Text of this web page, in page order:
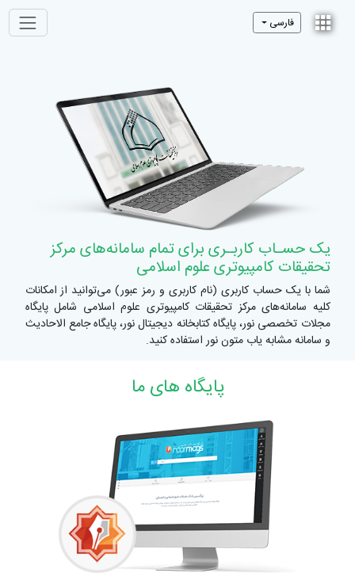
فارسی
یک حسـاب کاربـری برای تمام سامانه‌های مرکز
تحقیقات کامپیوتری علوم اسلامی
شما با یک حساب کاربری (نام کاربری و رمز عبور) می‌توانید از امکانات
کلیه سامانه‌های مرکز تحقیقات کامپیوتری علوم اسلامی شامل پایگاه
مجلات تخصصی نور، پایگاه کتابخانه دیجیتال نور، پایگاه جامع الاحادیث
و سامانه مشابه یاب متون نور استفاده کنید.
پایگاه های ما